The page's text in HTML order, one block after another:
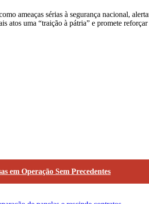
ameaças sérias à segurança nacional,
atos uma “traição à pátria” e promete
em Operação Sem Precedentes